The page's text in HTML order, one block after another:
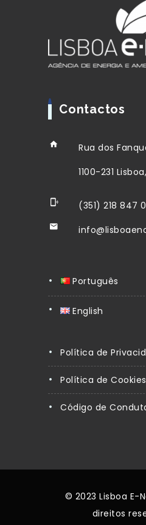
Contactos
Rua dos
1100-231
(351) 218 847
Português
English
Política de
Política de Cookies
Código de
© 2023 Lisboa E-
direitos